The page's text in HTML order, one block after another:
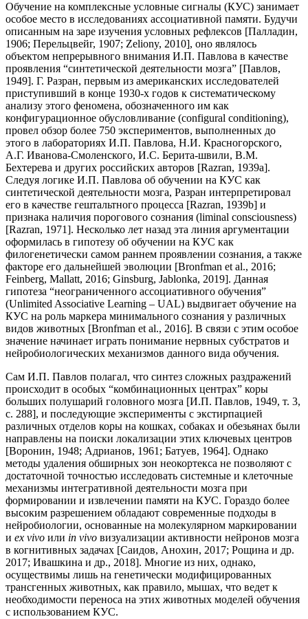
Обучение на комплексные условные сигналы (КУС) занимает
особое место в исследованиях ассоциативной памяти. Будучи
описанным на заре изучения условных рефлексов [Палладин,
1906; Перельцвейг, 1907; Zeliony, 2010], оно являлось
объектом непрерывного внимания И.П. Павлова в качестве
проявления “синтетической деятельности мозга” [Павлов,
1949]. Г. Разран, первым из американских исследователей
приступивший в конце 1930-х годов к систематическому
анализу этого феномена, обозначенного им как
конфигурационное обусловливание (configural conditioning),
провел обзор более 750 экспериментов, выполненных до
этого в лабораториях И.П. Павлова, Н.И. Красногорского,
А.Г. Иванова-Смоленского, И.С. Берита-швили, В.М.
Бехтерева и других российских авторов [Razran, 1939a].
Следуя логике И.П. Павлова об обучении на КУС как
синтетической деятельности мозга, Разран интерпретировал
его в качестве гештальтного процесса [Razran, 1939b] и
признака наличия порогового сознания (liminal consciousness)
[Razran, 1971]. Несколько лет назад эта линия аргументации
оформилась в гипотезу об обучении на КУС как
филогенетически самом раннем проявлении сознания, а также
факторе его дальнейшей эволюции [Bronfman et al., 2016;
Feinberg, Mallatt, 2016; Ginsburg, Jablonka, 2019]. Данная
гипотеза “неограниченного ассоциативного обучения”
(Unlimited Associative Learning – UAL) выдвигает обучение на
КУС на роль маркера минимального сознания у различных
видов животных [Bronfman et al., 2016]. В связи с этим особое
значение начинает играть понимание нервных субстратов и
нейробиологических механизмов данного вида обучения.
Сам И.П. Павлов полагал, что синтез сложных раздражений
происходит в особых “комбинационных центрах” коры
больших полушарий головного мозга [И.П. Павлов, 1949, т. 3,
с. 288], и последующие эксперименты с экстирпацией
различных отделов коры на кошках, собаках и обезьянах были
направлены на поиски локализации этих ключевых центров
[Воронин, 1948; Адрианов, 1961; Батуев, 1964]. Однако
методы удаления обширных зон неокортекса не позволяют с
достаточной точностью исследовать системные и клеточные
механизмы интегративной деятельности мозга при
формировании и извлечении памяти на КУС. Гораздо более
высоким разрешением обладают современные подходы в
нейробиологии, основанные на молекулярном маркировании
и ex vivo или in vivo визуализации активности нейронов мозга
в когнитивных задачах [Саидов, Анохин, 2017; Рощина и др.
2017; Ивашкина и др., 2018]. Многие из них, однако,
осуществимы лишь на генетически модифицированных
трансгенных животных, как правило, мышах, что ведет к
необходимости переноса на этих животных моделей обучения
с использованием КУС.